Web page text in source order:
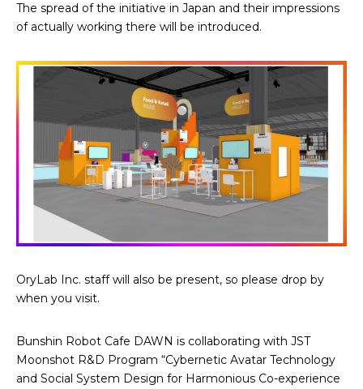
The spread of the initiative in Japan and their impressions
of actually working there will be introduced.
OryLab Inc. staff will also be present, so please drop by
when you visit.
Bunshin Robot Cafe DAWN is collaborating with JST
Moonshot R&D Program “Cybernetic Avatar Technology
and Social System Design for Harmonious Co-experience